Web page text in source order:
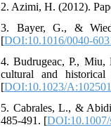
2. Azimi, H. (2012).
3. Bayer, G., &
[DOI:10.1016/0040-
4. Budrugeac, P., Miu,
cultural and historical
[DOI:10.1023/
5. Cabrales, L., &
485-491. [